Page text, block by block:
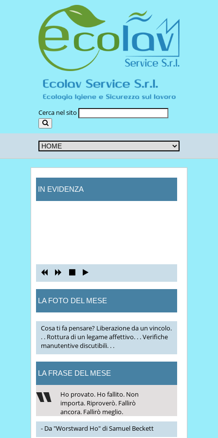
Cerca nel sito
IN EVIDENZA
LA FOTO DEL MESE
Cosa ti fa pensare? Liberazione da un vincolo.
. . Rottura di un legame affettivo. . . Verifiche
manutentive discutibili. . .
LA FRASE DEL MESE
Ho provato. Ho fallito. Non
importa. Riproverò. Fallirò
ancora. Fallirò meglio.
- Da "Worstward Ho" di Samuel Beckett